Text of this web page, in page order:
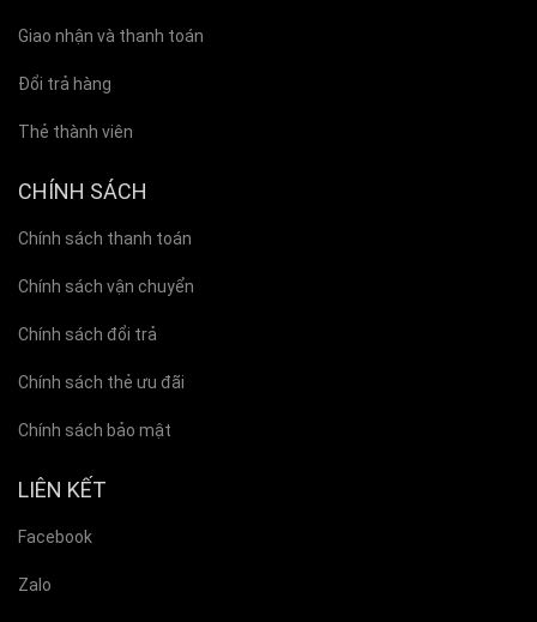
Giao nhận và thanh toán
Đổi trả hàng
Thẻ thành viên
CHÍNH SÁCH
Chính sách thanh toán
Chính sách vận chuyển
Chính sách đổi trả
Chính sách thẻ ưu đãi
Chính sách bảo mật
LIÊN KẾT
Facebook
Zalo